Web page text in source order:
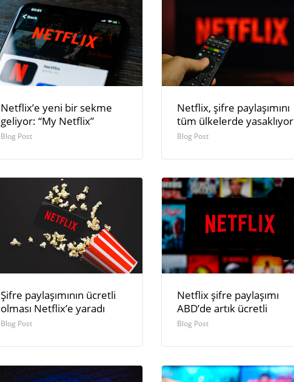
Netflix’e yeni bir sekme
geliyor: “My Netflix”
Blog Post
Netflix, şifre paylaşımını
tüm ülkelerde yasaklıyor
Blog Post
Şifre paylaşımının ücretli
olması Netflix’e yaradı
Blog Post
Netflix şifre paylaşımı
ABD’de artık ücretli
Blog Post